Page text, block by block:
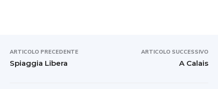
ARTICOLO PRECEDENTE
Spiaggia Libera
ARTICOLO SUCCESSIVO
A Calais